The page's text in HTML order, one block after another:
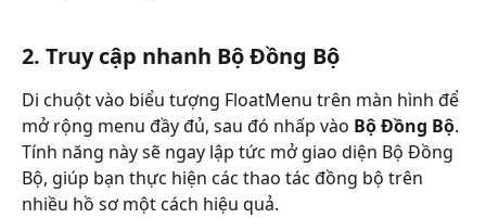
2. Truy cập nhanh Bộ Đồng Bộ
Di chuột vào biểu tượng FloatMenu trên màn hình để
mở rộng menu đầy đủ, sau đó nhấp vào Bộ Đồng Bộ.
Tính năng này sẽ ngay lập tức mở giao diện Bộ Đồng
Bộ, giúp bạn thực hiện các thao tác đồng bộ trên
nhiều hồ sơ một cách hiệu quả.